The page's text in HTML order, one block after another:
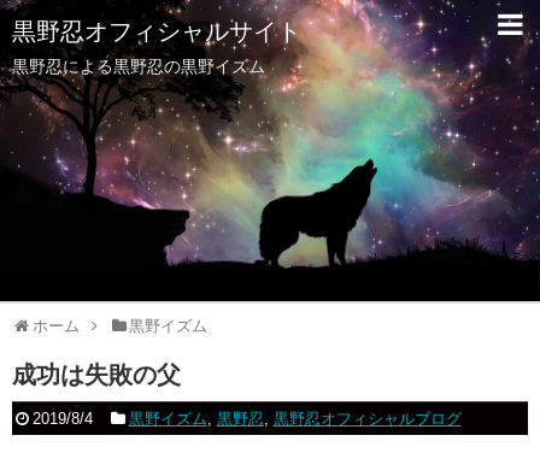
黒野忍オフィシャルサイト
黒野忍による黒野忍の黒野イズム
ホーム 黒野イズム
成功は失敗の父
2019/8/4 黒野イズム, 黒野忍, 黒野忍オフィシャルブログ